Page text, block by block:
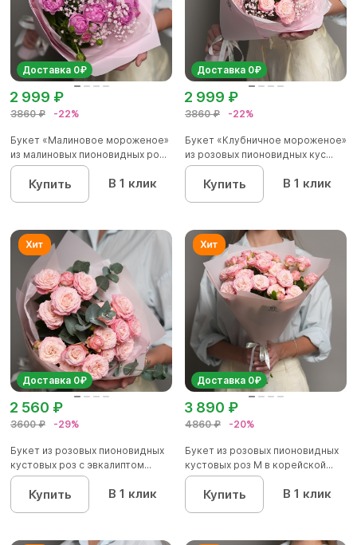
Доставка 0₽
3860 ₽ -22%
2 999 ₽
Букет «Малиновое мороженое»
из малиновых пионовидных ро...
Купить В 1 клик
Доставка 0₽
3860 ₽ -22%
2 999 ₽
Букет «Клубничное мороженое»
из розовых пионовидных кус...
Купить В 1 клик
Доставка 0₽
3600 ₽ -29%
2 560 ₽
Букет из розовых пионовидных
кустовых роз с эвкалиптом...
Купить В 1 клик
Доставка 0₽
4860 ₽ -20%
3 890 ₽
Букет из розовых пионовидных
кустовых роз M в корейской...
Купить В 1 клик